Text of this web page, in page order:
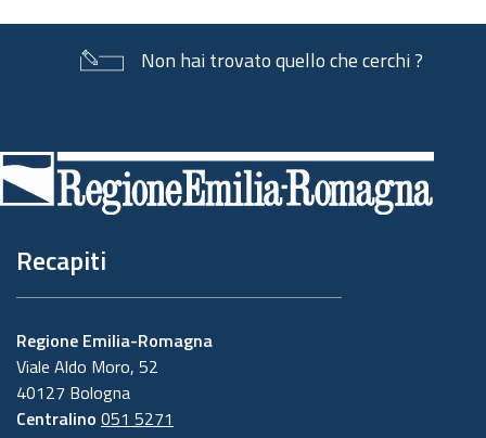
Non hai trovato quello che cerchi ?
di
pagina
Recapiti
Regione Emilia-Romagna
Viale Aldo Moro, 52
40127 Bologna
Centralino 051 5271